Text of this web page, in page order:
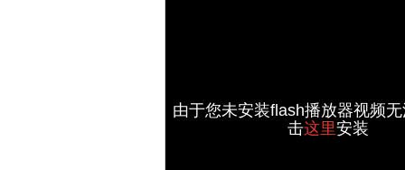
由于您未安装flash播放器视频
击这里安装